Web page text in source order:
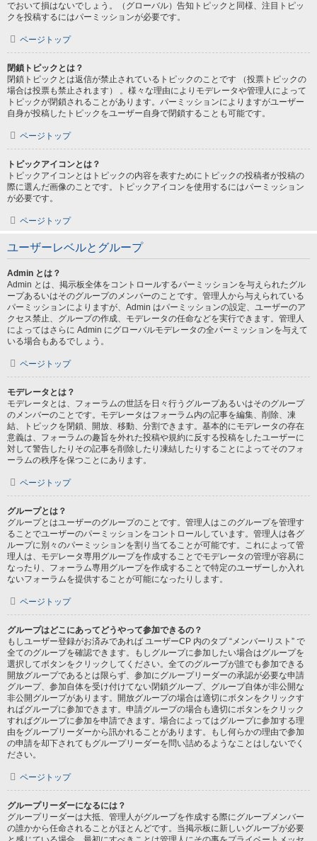
でおいて損はないでしょう。（グローバル）告知トピックと同様、注目トピッ
クを投稿するにはパーミッションが必要です。
ページトップ
閉鎖トピックとは？
閉鎖トピックとは返信が禁止されているトピックのことです （投票トピックの
場合は投票も禁止されます） 。様々な理由によりモデレータや管理人によって
トピックが閉鎖されることがあります。パーミッションによりますがユーザー
自身が投稿したトピックをユーザー自身で閉鎖することも可能です。
ページトップ
トピックアイコンとは？
トピックアイコンとはトピックの内容を表すためにトピックの投稿者が投稿の
際に選んだ画像のことです。トピックアイコンを使用するにはパーミッション
が必要です。
ページトップ
ユーザーレベルとグループ
Admin とは？
Admin とは、掲示板全体をコントロールするパーミッションを与えられたグル
ープあるいはそのグループのメンバーのことです。管理人から与えられている
パーミッションによりますが、Admin はパーミッションの設定、ユーザーのア
クセス禁止、グループの作成、モデレータの任命などを実行できます。管理人
によってはさらに Admin にグローバルモデレータの全パーミッションを与えて
いる場合もあるでしょう。
ページトップ
モデレータとは？
モデレータとは、フォーラムの世話を日々行うグループあるいはそのグループ
のメンバーのことです。モデレータはフォーラム内の記事を編集、削除、凍
結、トピックを閉鎖、開放、移動、分割できます。基本的にモデレータの存在
意義は、フォーラムの趣旨を外れた投稿や規約に反する投稿をしたユーザーに
対して警告したりその記事を削除したり凍結したりすることによってそのフォ
ーラムの秩序を保つことにあります。
ページトップ
グループとは？
グループとはユーザーのグループのことです。管理人はこのグループを管理す
ることでユーザーのパーミッションをコントロールしています。管理人は各グ
ループに別々のパーミッションを割り当てることが可能です。これによって管
理人は、モデレータ専用グループを作成することでモデレータの管理が容易に
なったり、フォーラム専用グループを作成することで特定のユーザーしか入れ
ないフォーラムを提供することが可能になったりします。
ページトップ
グループはどこにあってどうやって参加できるの？
もしユーザー登録がお済みであれば ユーザーCP 内のタブ “メンバーリスト” で
全てのグループを確認できます。もしグループに参加したい場合はグループを
選択してボタンをクリックしてください。全てのグループが誰でも参加できる
開放グループであるとは限らず、参加にグループリーダーの承認が必要な申請
グループ、参加自体を受け付けてない閉鎖グループ、グループ自体が非公開な
非公開グループがあります。開放グループの場合は適切にボタンをクリックす
ればグループに参加できます。申請グループの場合も適切にボタンをクリック
すればグループに参加を申請できます。場合によってはグループに参加する理
由をグループリーダーから訊かれることがあります。もし何らかの理由で参加
の申請を却下されてもグループリーダーを問い詰めるようなことはしないでく
ださい。
ページトップ
グループリーダーになるには？
グループリーダーは大抵、管理人がグループを作成する際にグループメンバー
の誰かから任命されることがほとんどです。当掲示板に新しいグループが必要